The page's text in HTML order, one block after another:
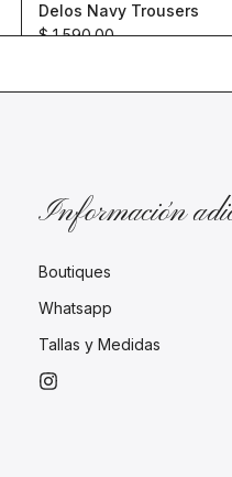
Delos Navy Trousers
$ 1,590.00
Información
Boutiques
Whatsapp
Tallas y Medidas